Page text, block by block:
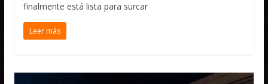
finalmente está lista para surcar
Leer más